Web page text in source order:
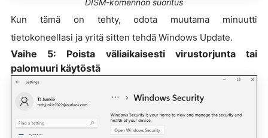
DISM-komennon suoritus
Kun tämä on tehty, odota muutama minuutti
tietokoneellasi ja yritä sitten tehdä Windows Update.
Vaihe 5: Poista väliaikaisesti virustorjunta tai
palomuuri käytöstä